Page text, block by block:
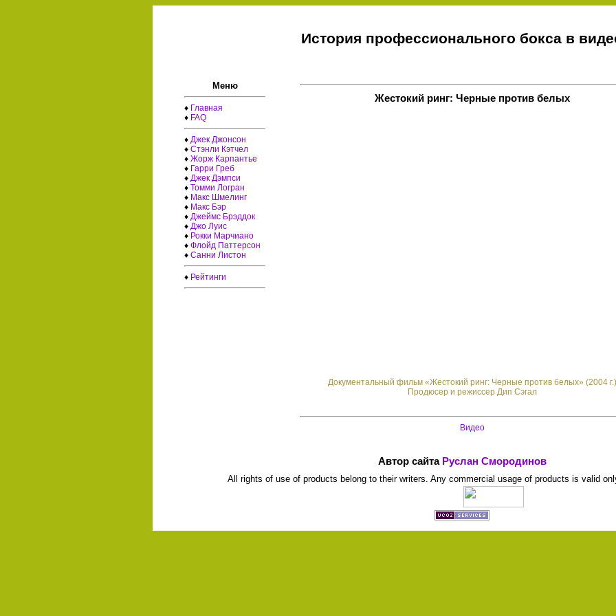
История профессионального бокса в
Меню
♦ Главная
♦ FAQ
♦ Джек Джонсон
♦Стэнли Кэтчел
♦Жорж Карпантье
♦ Гарри Греб
♦ Джек Дэмпси
♦Томми Логран
♦ Макс Шмелинг
♦ Макс Бэр
♦ Джеймс Брэддок
♦ Джо Луис
♦ Рокки Марчиано
♦Флойд Паттерсон
♦Санни Листон
♦ Рейтинги
Жестокий ринг: Черные против белых
Документальный фильм «Жестокий ринг: Черные против белых» (2004 г.)
Продюсер и режиссер Дип Сэгал
Видео
Автор сайта Руслан Смородинов
All rights of use of products belong to their writers. Any commercial usage of products is valid